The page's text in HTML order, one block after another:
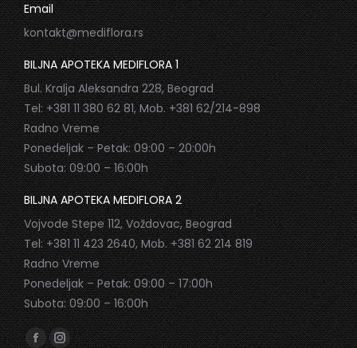
Email
kontakt@mediflora.rs
BILJNA APOTEKA MEDIFLORA 1
Bul. Kralja Aleksandra 228, Beograd
Tel: +381 11 380 62 81, Mob. +381 62/214-898
Radno Vreme
Ponedeljak – Petak: 09:00 – 20:00h
Subota: 09:00 – 16:00h
BILJNA APOTEKA MEDIFLORA 2
Vojvode Stepe 112, Voždovac, Beograd
Tel: +381 11 423 2640, Mob. +381 62 214 819
Radno Vreme
Ponedeljak – Petak: 09:00 – 17:00h
Subota: 09:00 – 16:00h
Find us on: